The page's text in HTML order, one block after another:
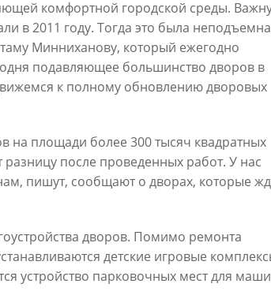
спортивной
И.Метшин о
ПРЕДЫДУЩАЯ
комфортной городской среды.
в 2011 году. Тогда это была
Минниханову, который ежегодно
подавляющее большинство дворов в
к полному обновлению дворовых
на площади более 300 тысяч квадратных
после проведенных работ. У нас
пишут, сообщают о дворах, которые
дворов. Помимо ремонта
детские игровые
устройство парковочных мест для